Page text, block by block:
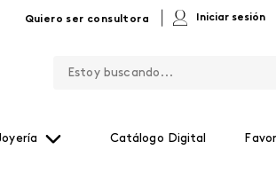
Quiero ser consultora Iniciar sesión
Catálogo Digital